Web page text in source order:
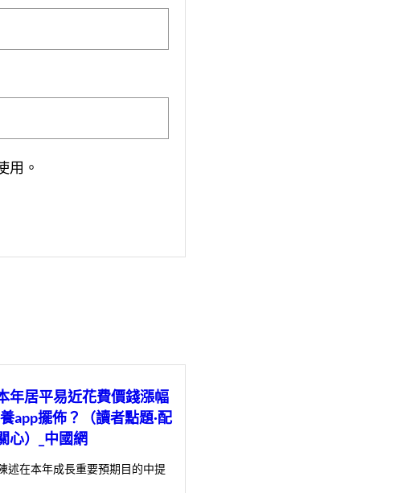
用。
年居平易近花費價錢漲幅
app擺佈？（讀者點題·配
心）_中國網
述在本年成長重要預期目的中提